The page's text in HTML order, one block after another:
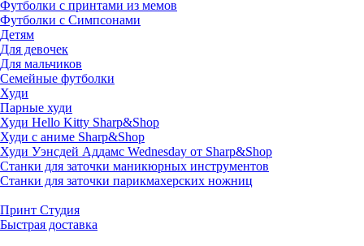
Футболки с принтами из мемов
Футболки с Симпсонами
Детям
Для девочек
Для мальчиков
Семейные футболки
Худи
Парные худи
Худи Hello Kitty Sharp&Shop
Худи с аниме Sharp&Shop
Худи Уэнсдей Аддамс Wednesday от Sharp&Shop
Станки для заточки маникюрных инструментов
Станки для заточки парикмахерских ножниц
Принт Студия
Быстрая доставка